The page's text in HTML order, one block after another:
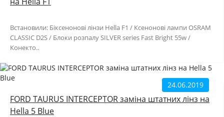
Встановили: Біксенонові лінзи Hella F1 / Ксенонові лампи OSRAM
CLASSIC D2S / Блоки розпалу SILVER series Fast Bright 55w /
Конекто..
24.06.2019
FORD TAURUS INTERCEPTOR заміна штатних лінз на
Hella 5 Blue